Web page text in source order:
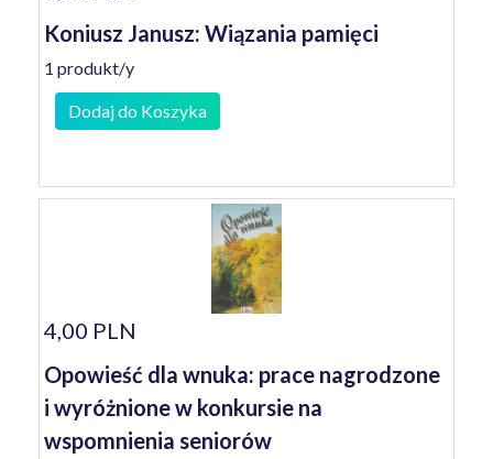
Koniusz Janusz: Wiązania pamięci
1 produkt/y
Dodaj do Koszyka
4,00 PLN
Opowieść dla wnuka: prace nagrodzone
i wyróżnione w konkursie na
wspomnienia seniorów